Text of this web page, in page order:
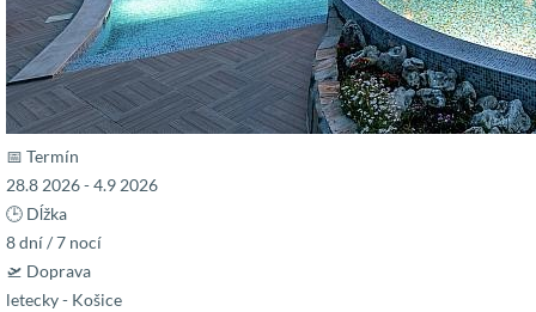
📅 Termín
28.8 2026 - 4.9 2026
🕒 Dĺžka
8 dní / 7 nocí
🛫 Doprava
letecky - Košice